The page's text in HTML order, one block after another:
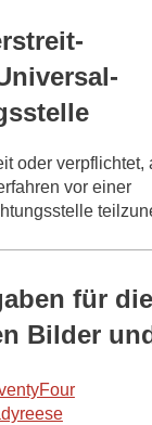
oder verpflichtet,
vor einer
für die
Bilder